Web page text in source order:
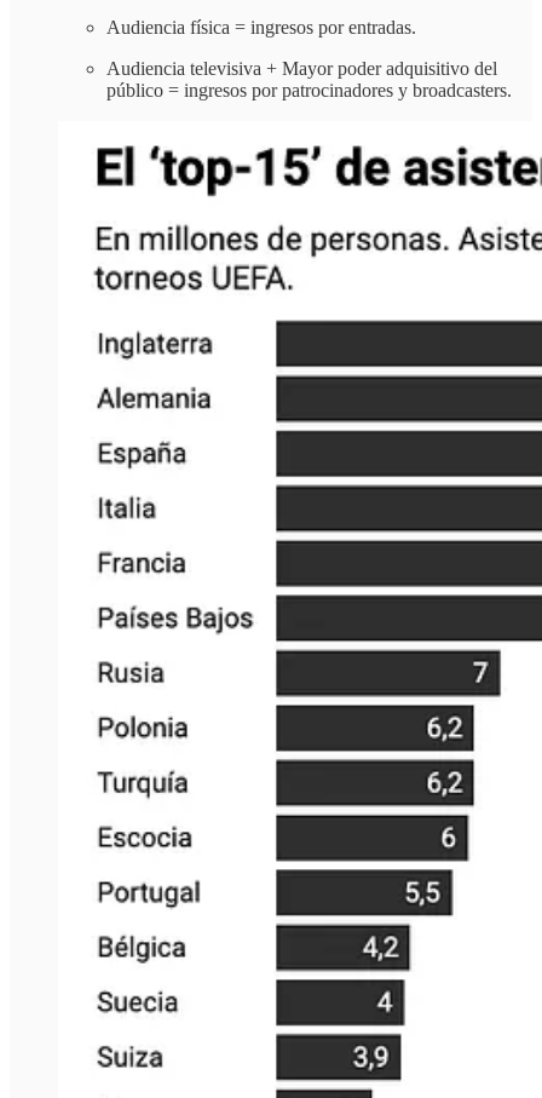
Audiencia física = ingresos por entradas.
Audiencia televisiva + Mayor poder adquisitivo del
público = ingresos por patrocinadores y broadcasters.